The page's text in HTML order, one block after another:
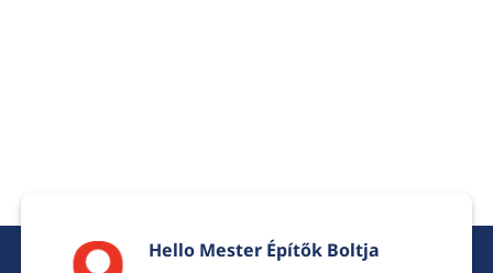
Hello Mester Építők Boltja